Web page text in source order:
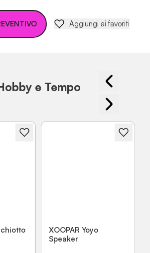
Aggiungi ai favoriti
e Tempo
XOOPAR Yoyo
Speaker